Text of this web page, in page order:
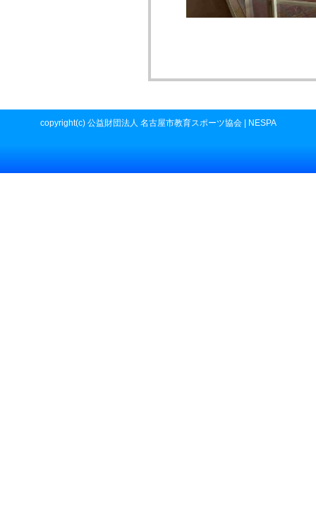
copyright(c) 公益財団法人 名古屋市教育スポーツ協会 | NESPA